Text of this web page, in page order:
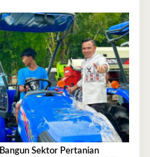
Bangun Sektor Pertanian